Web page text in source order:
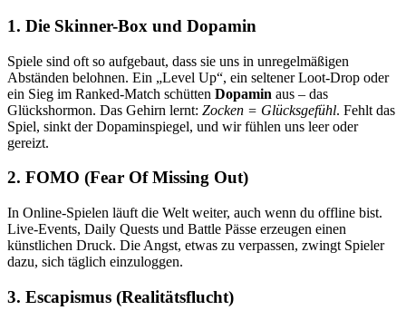
1. Die Skinner-Box und Dopamin
Spiele sind oft so aufgebaut, dass sie uns in unregelmäßigen
Abständen belohnen. Ein „Level Up“, ein seltener Loot-Drop oder
ein Sieg im Ranked-Match schütten Dopamin aus – das
Glückshormon. Das Gehirn lernt: Zocken = Glücksgefühl. Fehlt das
Spiel, sinkt der Dopaminspiegel, und wir fühlen uns leer oder
gereizt.
2. FOMO (Fear Of Missing Out)
In Online-Spielen läuft die Welt weiter, auch wenn du offline bist.
Live-Events, Daily Quests und Battle Pässe erzeugen einen
künstlichen Druck. Die Angst, etwas zu verpassen, zwingt Spieler
dazu, sich täglich einzuloggen.
3. Escapismus (Realitätsflucht)